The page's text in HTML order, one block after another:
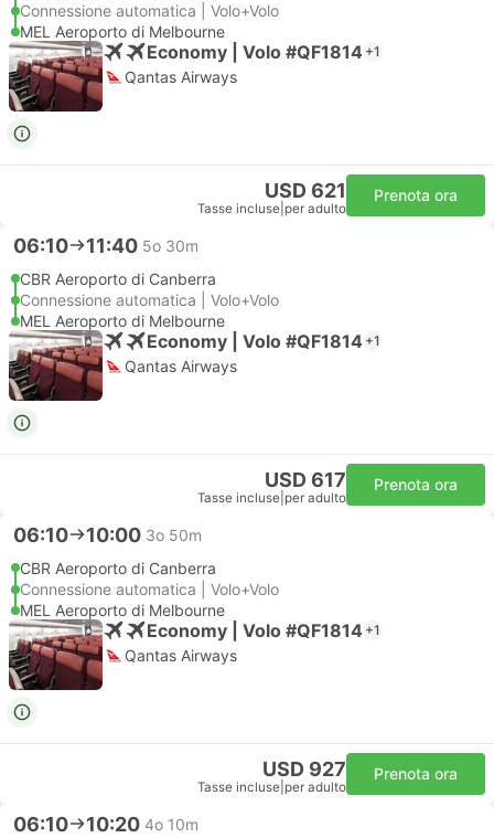
Connessione automatica | Volo+Volo
MEL Aeroporto di Melbourne
Economy | Volo #QF1814 +1
Qantas Airways
USD 621
Tasse incluse per adulto
Prenota ora
06:10 11:40 5o 30m
CBR Aeroporto di Canberra
Connessione automatica | Volo+Volo
MEL Aeroporto di Melbourne
Economy | Volo #QF1814 +1
Qantas Airways
USD 617
Tasse incluse per adulto
Prenota ora
06:10 10:00 3o 50m
CBR Aeroporto di Canberra
Connessione automatica | Volo+Volo
MEL Aeroporto di Melbourne
Economy | Volo #QF1814 +1
Qantas Airways
USD 927
Tasse incluse per adulto
Prenota ora
06:10 10:20 4o 10m